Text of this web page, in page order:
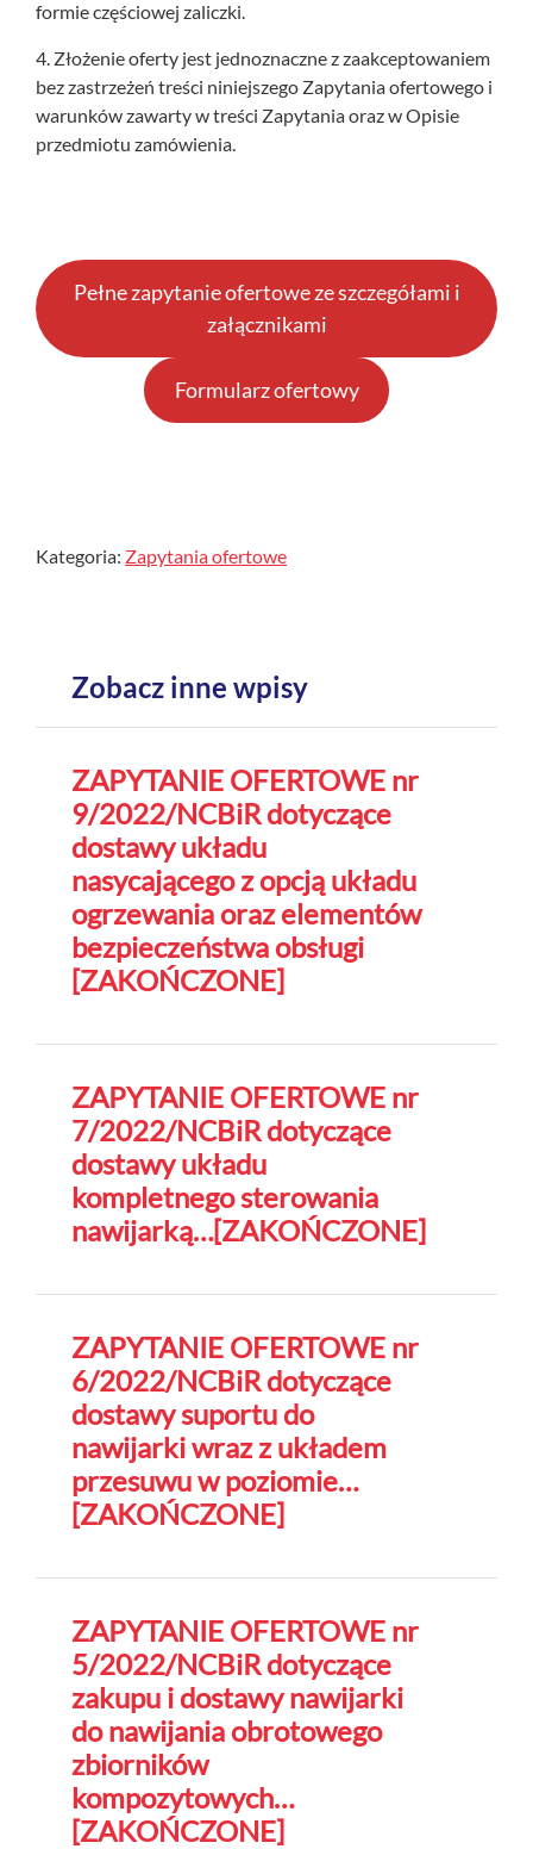
formie częściowej zaliczki.
4. Złożenie oferty jest jednoznaczne z zaakceptowaniem
bez zastrzeżeń treści niniejszego Zapytania ofertowego i
warunków zawarty w treści Zapytania oraz w Opisie
przedmiotu zamówienia.
Pełne zapytanie ofertowe ze szczegółami i
załącznikami
Formularz ofertowy
Kategoria: Zapytania ofertowe
Zobacz inne wpisy
ZAPYTANIE OFERTOWE nr
9/2022/NCBiR dotyczące
dostawy układu
nasycającego z opcją układu
ogrzewania oraz elementów
bezpieczeństwa obsługi
[ZAKOŃCZONE]
ZAPYTANIE OFERTOWE nr
7/2022/NCBiR dotyczące
dostawy układu
kompletnego sterowania
nawijarką…[ZAKOŃCZONE]
ZAPYTANIE OFERTOWE nr
6/2022/NCBiR dotyczące
dostawy suportu do
nawijarki wraz z układem
przesuwu w poziomie…
[ZAKOŃCZONE]
ZAPYTANIE OFERTOWE nr
5/2022/NCBiR dotyczące
zakupu i dostawy nawijarki
do nawijania obrotowego
zbiorników
kompozytowych…
[ZAKOŃCZONE]